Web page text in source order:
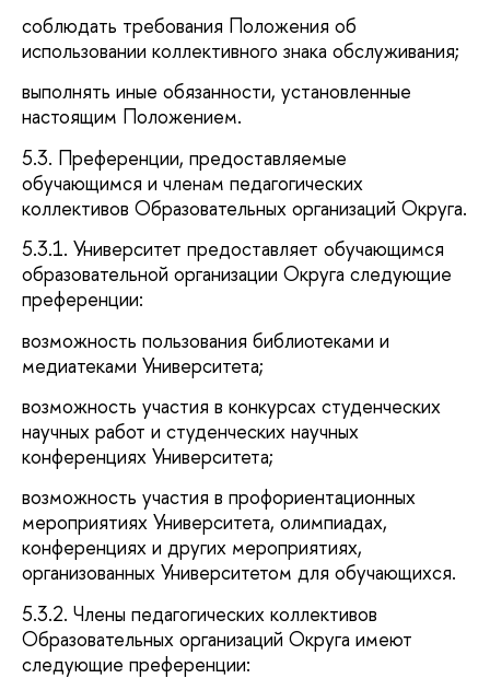
соблюдать требования Положения об
использовании коллективного знака обслуживания;
выполнять иные обязанности, установленные
настоящим Положением.
5.3. Преференции, предоставляемые
обучающимся и членам педагогических
коллективов Образовательных организаций Округа.
5.3.1. Университет предоставляет обучающимся
образовательной организации Округа следующие
преференции:
возможность пользования библиотеками и
медиатеками Университета;
возможность участия в конкурсах студенческих
научных работ и студенческих научных
конференциях Университета;
возможность участия в профориентационных
мероприятиях Университета, олимпиадах,
конференциях и других мероприятиях,
организованных Университетом для обучающихся.
5.3.2. Члены педагогических коллективов
Образовательных организаций Округа имеют
следующие преференции: